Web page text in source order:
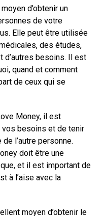
d’obtenir un
de votre
Elle peut être utilisée
des études,
d’autres besoins. Il est
quand et comment
de ceux qui se
Money, il est
vos besoins et de tenir
l’autre personne.
doit être une
et il est important de
à l’aise avec la
moyen d’obtenir le